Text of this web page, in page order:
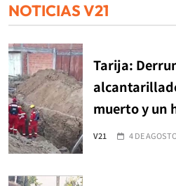
NOTICIAS V21
Tarija:
muerto y un
V21 4 DE